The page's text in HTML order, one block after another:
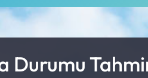
GRAM ALTIN
6518.23
Durumu